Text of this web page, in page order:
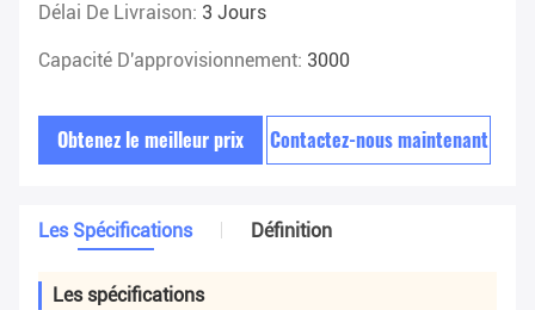
Délai De Livraison: 3 Jours
Capacité D'approvisionnement: 3000
Obtenez le meilleur prix Contactez-nous maintenant
Les Spécifications Définition
Les spécifications